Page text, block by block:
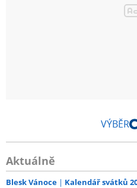
VÝBĚR
Aktuálně
Blesk Vánoce Kalendář svátků